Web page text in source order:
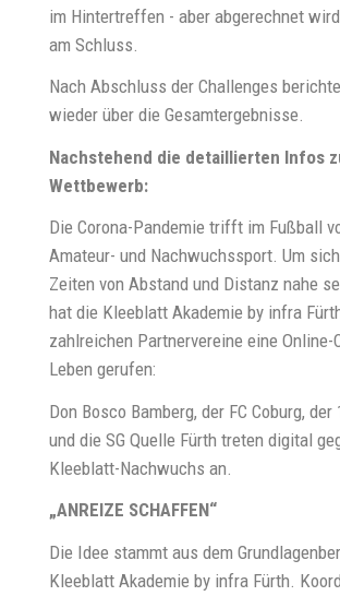
im Hintertreffen - aber abgerechnet
am Schluss.
Nach Abschluss der Challenges
wieder über die Gesamtergebnisse.
Nachstehend die detaillierten Infos
Wettbewerb:
Die Corona-Pandemie trifft im Fußball
Amateur- und Nachwuchssport. Um
Zeiten von Abstand und Distanz nahe
hat die Kleeblatt Akademie by infra
zahlreichen Partnervereine eine Online-
Leben gerufen:
Don Bosco Bamberg, der FC Coburg, der
und die SG Quelle Fürth treten digital
Kleeblatt-Nachwuchs an.
„ANREIZE SCHAFFEN“
Die Idee stammt aus dem
Kleeblatt Akademie by infra Fürth.